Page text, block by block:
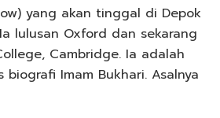
yang akan tinggal di Depok
lulusan Oxford dan sekarang
Cambridge. Ia adalah
Imam Bukhari. Asalnya